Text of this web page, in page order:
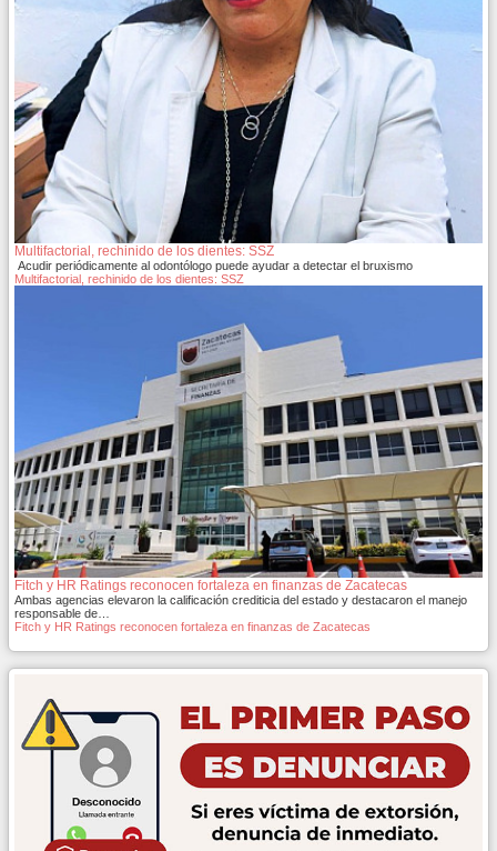
Multifactorial, rechinido de los dientes: SSZ
Acudir periódicamente al odontólogo puede ayudar a detectar el bruxismo
Multifactorial, rechinido de los dientes: SSZ
Fitch y HR Ratings reconocen fortaleza en finanzas de Zacatecas
Ambas agencias elevaron la calificación crediticia del estado y destacaron el manejo
responsable de…
Fitch y HR Ratings reconocen fortaleza en finanzas de Zacatecas